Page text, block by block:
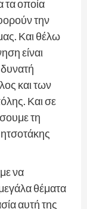
τα οποία
την
Και θέλω
είναι
και των
Και σε
τη
να
θέματα
αυτή της